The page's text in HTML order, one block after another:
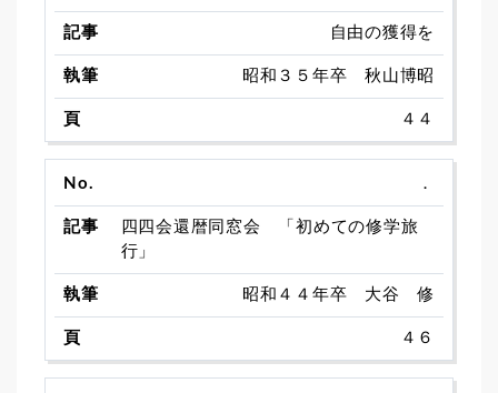
自由の獲得を
昭和３５年卒 秋山博昭
４４
．
四四会還暦同窓会 「初めての修学旅
行」
昭和４４年卒 大谷 修
４６